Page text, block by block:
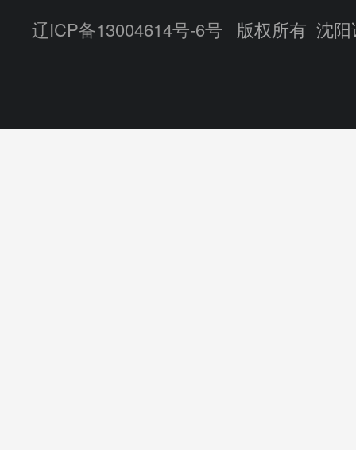
辽ICP备13004614号-6号 版权所有 沈阳